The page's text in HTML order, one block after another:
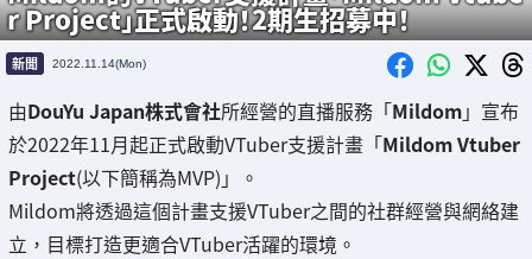
r Project」正式啟動！2期生招募中！
新聞 2022.11.14(Mon)
由DouYu Japan株式會社所經營的直播服務「Mildom」宣布
於2022年11月起正式啟動VTuber支援計畫「Mildom Vtuber
Project(以下簡稱為MVP)」。
Mildom將透過這個計畫支援VTuber之間的社群經營與網絡建
立，目標打造更適合VTuber活躍的環境。